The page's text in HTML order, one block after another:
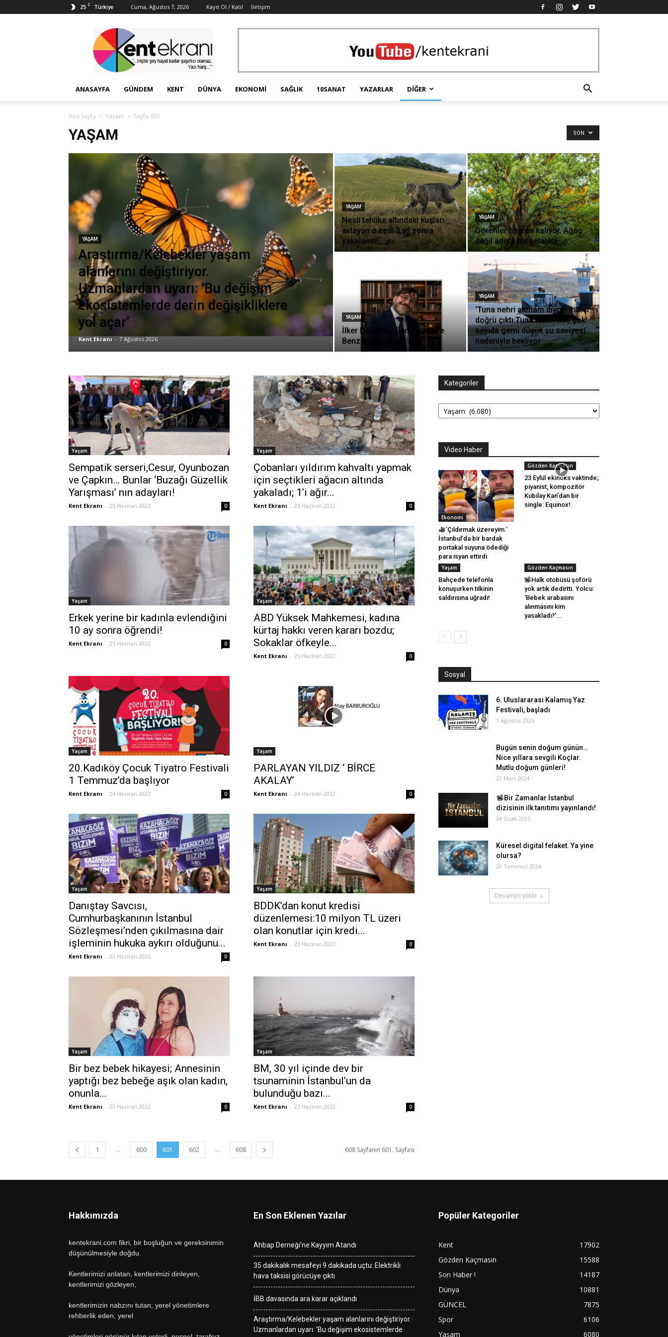
25 C Türkiye Cuma, Ağustos 7, 2026 Kayıt Ol / Katıl İletişim
Ekranı
ANASAYFA GÜNDEM KENT DÜNYA EKONOMI SAĞLIK 10SANAT YAZARLAR DIĞER
Ana Sayfa Yaşam Sayfa 601
YAŞAM SON
YAŞAM
Araştırma/Kelebekler yaşam
alanlarını değiştiriyor.
Uzmanlardan uyarı: ‘Bu değişim
ekosistemlerde derin değişikliklere
yol açar’
Kent Ekranı - 7 Ağustos 2026
YAŞAM
Nesli tehlike altındaki kuşları
avlayan o kedi 3 yıl sonra
yakalandı!
YAŞAM
Görenler hayran kalıyor. Ağaç
değil adeta bal şelalesi
YAŞAM
İlker DUMAN; “Sen Engelliye
Benzemiyorsun!”
YAŞAM
‘Tuna nehri akmam diyor’ marşı
doğru çıktı:Tuna Nehri’nde çok
sayıda gemi düşük su seviyesi
nedeniyle bekliyor
Yaşam
Sempatik serseri,Cesur, Oyunbozan
ve Çapkın… Bunlar ‘Buzağı Güzellik
Yarışması’ nın adayları!
Kent Ekranı - 25 Haziran 2022 0
Yaşam
Çobanları yıldırım kahvaltı yapmak
için seçtikleri ağacın altında
yakaladı; 1’i ağır...
Kent Ekranı - 25 Haziran 2022 0
Yaşam
Erkek yerine bir kadınla evlendiğini
10 ay sonra öğrendi!
Kent Ekranı - 25 Haziran 2022 0
Yaşam
ABD Yüksek Mahkemesi, kadına
kürtaj hakkı veren kararı bozdu;
Sokaklar öfkeyle...
Kent Ekranı - 25 Haziran 2022 0
Yaşam
20.Kadıköy Çocuk Tiyatro Festivali
1 Temmuz’da başlıyor
Kent Ekranı - 24 Haziran 2022 0
Yaşam
PARLAYAN YILDIZ ‘ BİRCE
AKALAY’
Kent Ekranı - 24 Haziran 2022 0
Yaşam
Danıştay Savcısı,
Cumhurbaşkanının İstanbul
Sözleşmesi’nden çıkılmasına dair
işleminin hukuka aykırı olduğunu...
Kent Ekranı - 23 Haziran 2022 0
Yaşam
BDDK’dan konut kredisi
düzenlemesi:10 milyon TL üzeri
olan konutlar için kredi...
Kent Ekranı - 23 Haziran 2022 0
Yaşam
Bir bez bebek hikayesi; Annesinin
yaptığı bez bebeğe aşık olan kadın,
onunla...
Kent Ekranı - 23 Haziran 2022 0
Yaşam
BM, 30 yıl içinde dev bir
tsunaminin İstanbul’un da
bulunduğu bazı...
Kent Ekranı - 23 Haziran 2022 0
1 ... 600 601 602 ... 608 608 Sayfanın 601. Sayfası
Kategoriler
Kategoriler
Video Haber
Ekonomi
’Çıldırmak üzereyim.’
İstanbul’da bir bardak
portakal suyuna ödediği
para isyan ettirdi
Gözden Kaçmasın
23 Eylül ekinoks vaktinde;
piyanist, kompozitör
Kubilay Kan’dan bir
single: Equinox!
Yaşam
Bahçede telefonla
konuşurken tilkinin
saldırısına uğradı!
Gözden Kaçmasın
Halk otobüsü şoförü
yok artık dedirtti. Yolcu:
‘Bebek arabasını
alınmasını kim
yasakladı?’...
Sosyal
6. Uluslararası Kalamış Yaz
Festivali, başladı
1 Ağustos 2026
Bugün senin doğum günün…
Nice yıllara sevgili Koçlar.
Mutlu doğum günleri!
22 Mart 2024
Bir Zamanlar İstanbul
dizisinin ilk tanıtımı yayınlandı!
24 Ocak 2025
Küresel digital felaket. Ya yine
olursa?
20 Temmuz 2024
Devamını yükle
Hakkımızda
kentekrani.com fikri, bir boşluğun ve gereksinimin
düşünülmesiyle doğdu.
Kentlerimizi anlatan, kentlerimizi dinleyen,
kentlerimizi gözleyen,
kentlerimizin nabzını tutan; yerel yönetimlere
rehberlik eden, yerel
En Son Eklenen Yazılar
Ahbap Derneği’ne Kayyım Atandı
35 dakikalık mesafeyi 9 dakikada uçtu: Elektrikli
hava taksisi görücüye çıktı
İBB davasında ara karar açıklandı
Araştırma/Kelebekler yaşam alanlarını değiştiriyor.
Uzmanlardan uyarı: ‘Bu değişim ekosistemlerde
Popüler Kategoriler
Kent
17902
Gözden Kaçmasın
15588
Son Haber !
14187
Dünya
10881
GÜNCEL
7875
Spor
6106
Yaşam
6080